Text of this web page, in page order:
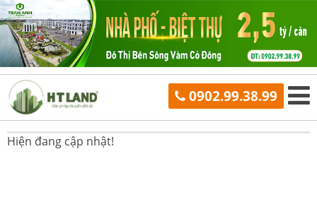
0902.99.38.99
Hiện đang cập nhật!